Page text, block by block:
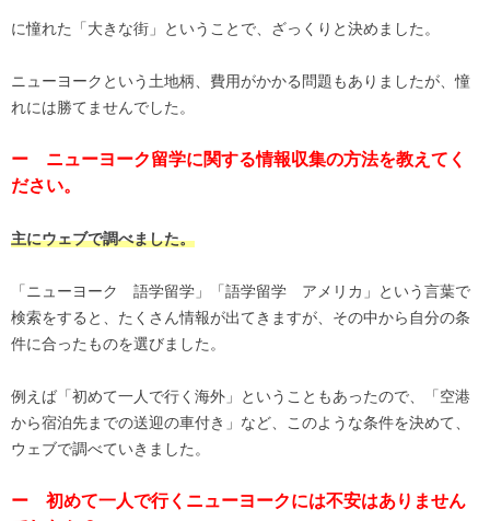
に憧れた「大きな街」ということで、ざっくりと決めました。
ニューヨークという土地柄、費用がかかる問題もありましたが、憧
れには勝てませんでした。
ー ニューヨーク留学に関する情報収集の方法を教えてく
ださい。
主にウェブで調べました。
「ニューヨーク 語学留学」「語学留学 アメリカ」という言葉で
検索をすると、たくさん情報が出てきますが、その中から自分の条
件に合ったものを選びました。
例えば「初めて一人で行く海外」ということもあったので、「空港
から宿泊先までの送迎の車付き」など、このような条件を決めて、
ウェブで調べていきました。
ー 初めて一人で行くニューヨークには不安はありません